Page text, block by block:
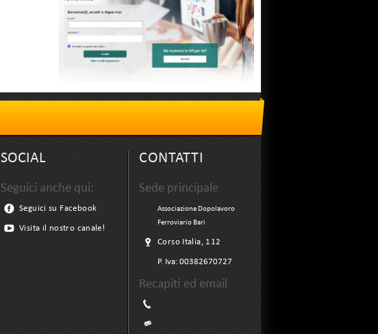
SOCIAL
Seguici anche qui:
Seguici su Facebook
Visita il nostro canale!
CONTATTI
Sede principale
Associazione Dopolavoro
Ferroviario Bari
Corso Italia, 112
P. Iva: 00382670727
Recapiti ed email